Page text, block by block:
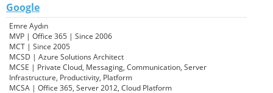
Google
Emre Aydın
MVP | Office 365 | Since 2006
MCT | Since 2005
MCSD | Azure Solutions Architect
MCSE | Private Cloud, Messaging, Communication, Server
Infrastructure, Productivity, Platform
MCSA | Office 365, Server 2012, Cloud Platform